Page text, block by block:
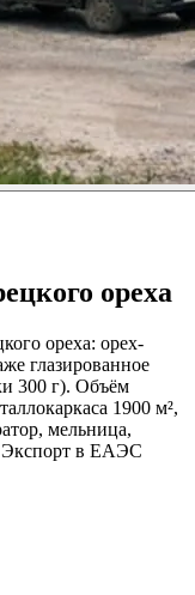
ореха
ореха: орех-
глазированное
300 г). Объём
1900 м²,
мельница,
Экспорт в ЕАЭС